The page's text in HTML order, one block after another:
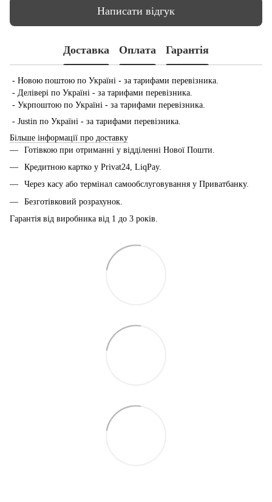
Написати відгук
Доставка Оплата Гарантія
- Новою поштою по Україні - за тарифами перевізника.
- Делівері по Україні - за тарифами перевізника.
- Укрпоштою по Україні - за тарифами перевізника.
- Justin по Україні - за тарифами перевізника.
Більше інформації про доставку
Готівкою при отриманні у відділенні Нової Пошти.
Кредитною картко у Privat24, LiqPay.
Через касу або термінал самообслуговування у Приватбанку.
Безготівковий розрахунок.
Гарантія від виробника від 1 до 3 років.